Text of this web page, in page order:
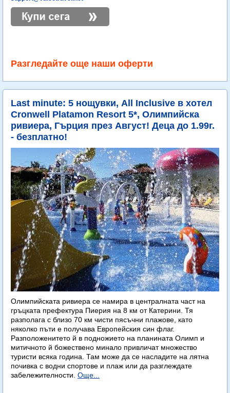
Разгледайте още наши оферти
Last minute: 5 нощувки, All Inclusive в хотел
Cronwell Platamon Resort 5*, Олимпийска
ривиера, Гърция през Август! Деца до 1.99г.
- безплатно!
Олимпийската ривиера се намира в централната част на
гръцката префектура Пиерия на 8 км от Катерини. Тя
разполага с близо 70 км чисти пясъчни плажове, като
няколко пъти е получава Европейския син флаг.
Разположенитето й в подножието на планината Олимп и
митичното й божествено минало привличат множество
туристи всяка година. Там може да се насладите на лятна
почивка с водни спортове и плаж или да разглеждате
забележителности. Още...